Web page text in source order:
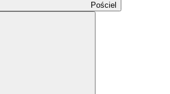
Pościel